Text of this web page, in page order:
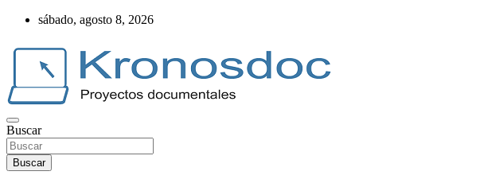
Saltar
contenido
sábado, agosto 8, 2026
Web Kronosdoc
Buscar
Buscar